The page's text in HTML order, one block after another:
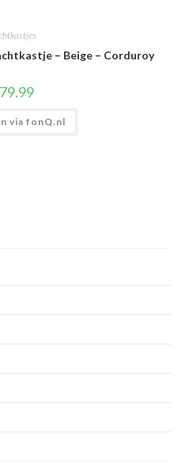
– Beige – Corduroy
via fonQ.nl